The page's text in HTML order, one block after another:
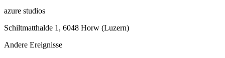
azure studios
Schiltmatthalde 1, 6048 Horw (Luzern)
Andere Ereignisse